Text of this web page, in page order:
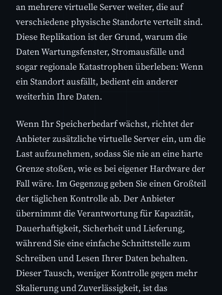
an mehrere virtuelle Server weiter, die auf
verschiedene physische Standorte verteilt sind.
Diese Replikation ist der Grund, warum die
Daten Wartungsfenster, Stromausfälle und
sogar regionale Katastrophen überleben: Wenn
ein Standort ausfällt, bedient ein anderer
weiterhin Ihre Daten.
Wenn Ihr Speicherbedarf wächst, richtet der
Anbieter zusätzliche virtuelle Server ein, um die
Last aufzunehmen, sodass Sie nie an eine harte
Grenze stoßen, wie es bei eigener Hardware der
Fall wäre. Im Gegenzug geben Sie einen Großteil
der täglichen Kontrolle ab. Der Anbieter
übernimmt die Verantwortung für Kapazität,
Dauerhaftigkeit, Sicherheit und Lieferung,
während Sie eine einfache Schnittstelle zum
Schreiben und Lesen Ihrer Daten behalten.
Dieser Tausch, weniger Kontrolle gegen mehr
Skalierung und Zuverlässigkeit, ist das